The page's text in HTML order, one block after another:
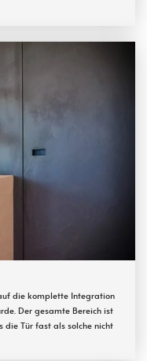
die komplette Integration
Der gesamte Bereich ist
Tür fast als solche nicht